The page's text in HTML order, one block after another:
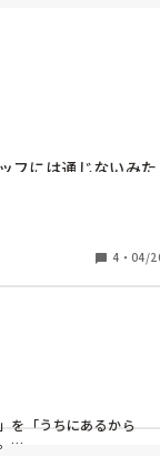
フには通じないみた
4 ・ 04/
を「うちにあるから